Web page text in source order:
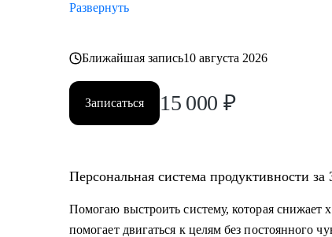
Развернуть
Ближайшая запись10 августа 2026
Записаться 15 000 ₽
Персональная система продуктивности за
Помогаю выстроить систему, которая снижает
помогает двигаться к целям без постоянного